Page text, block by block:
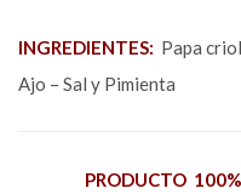
INGREDIENTES: Papa
Ajo – Sal y Pimienta
PRODUCTO